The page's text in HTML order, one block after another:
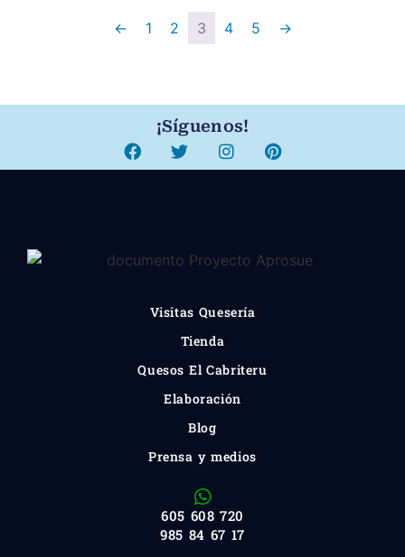
← 1 2 3 4 5 →
¡Síguenos!
Visitas Quesería
Tienda
Quesos El Cabriteru
Elaboración
Blog
Prensa y medios
605 608 720
985 84 67 17